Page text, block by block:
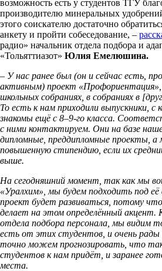
возможность есть у студентов ТГУ
производителю минеральных
этого соискателю достаточно
анкету и пройти собеседование, –
радио» начальник отдела подбора и
«Тольяттиазот» Юлия Емелюшина.
– У нас ранее был (он и сейчас есть,
активным) проект «Профориентация»,
школьных собраниях, в собраниях в
То есть к нам приходили выпускники,
знакомы ещё с 8–9-го класса.
с ними контактируем. Они на базе
дипломные, преддипломные проекты,
повышенную стипендию, если их
выше.
На сегодняшний момент, так как мы
«Уралхим», мы будем подходить под
проект будет развиваться, потому
делает на этом определённый акцент.
отдела подбора персонала, мы видим
есть от этих студентов, и очень
точно можем прогнозировать, что
студентов к нам придёт, и заранее
места.